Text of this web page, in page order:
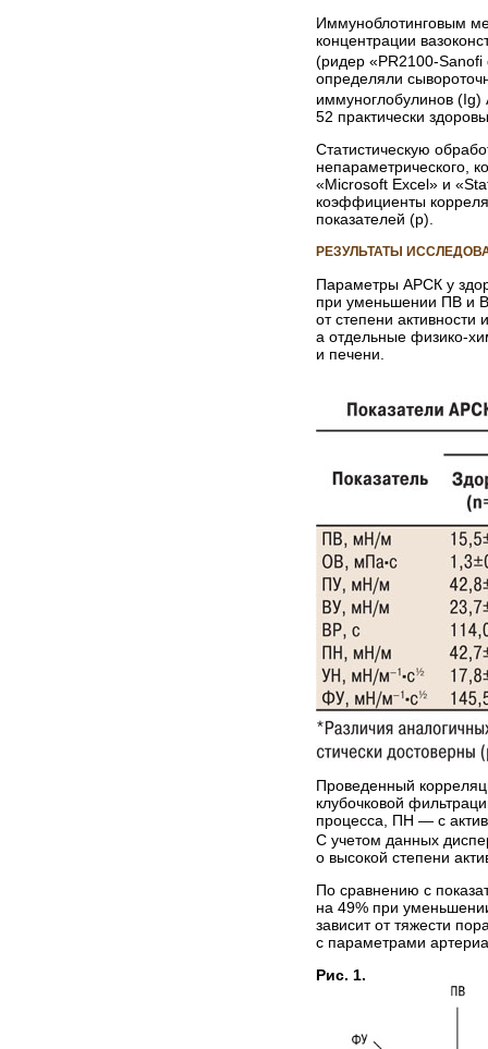
Иммуноблотинговым
концентрации
(ридер «PR2100-
определяли
иммуноглобулинов (Ig)
52 практически
Статистическую
непараметрического,
«Microsoft Excel» и
коэффициенты
показателей (р).
РЕЗУЛЬТАТЫ
Параметры АРСК у
при уменьшении ПВ и
от степени
а отдельные физико-
и печени.
Проведенный
клубочковой
процесса, ПН — с
С учетом данных
о высокой степени
По сравнению с
на 49% при
зависит от тяжести
с параметрами
Рис. 1.